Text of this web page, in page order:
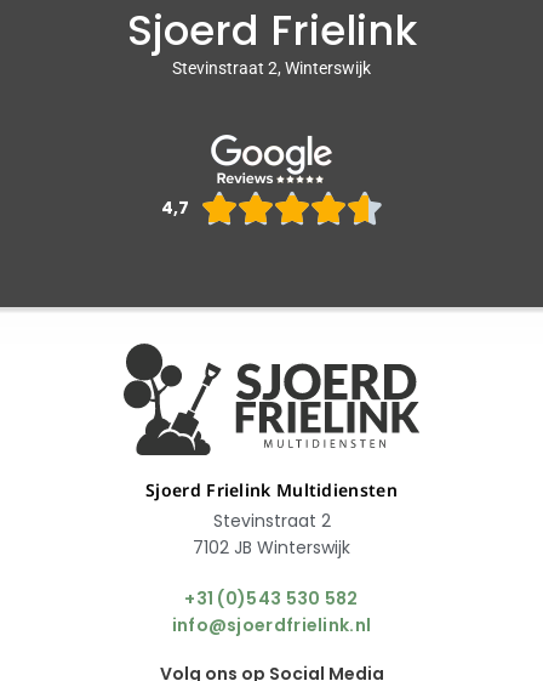
Sjoerd Frielink
Stevinstraat 2, Winterswijk
4,7 
Sjoerd Frielink Multidiensten
Stevinstraat 2
7102 JB Winterswijk
+31 (0)543 530 582
info@sjoerdfrielink.nl
Volg ons op Social Media